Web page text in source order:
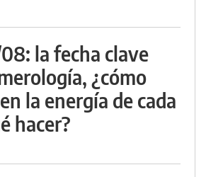
la fecha clave
¿cómo
la energía de cada
hacer?